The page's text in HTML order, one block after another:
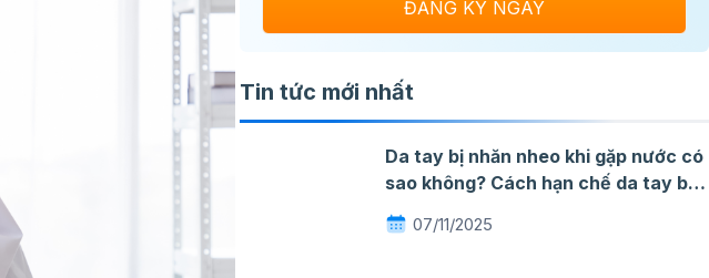
Tin tức mới nhất
Da tay bị nhăn nheo khi gặp nước có
sao không? Cách hạn chế da tay bị
nhăn khi gặp nước
07/11/2025